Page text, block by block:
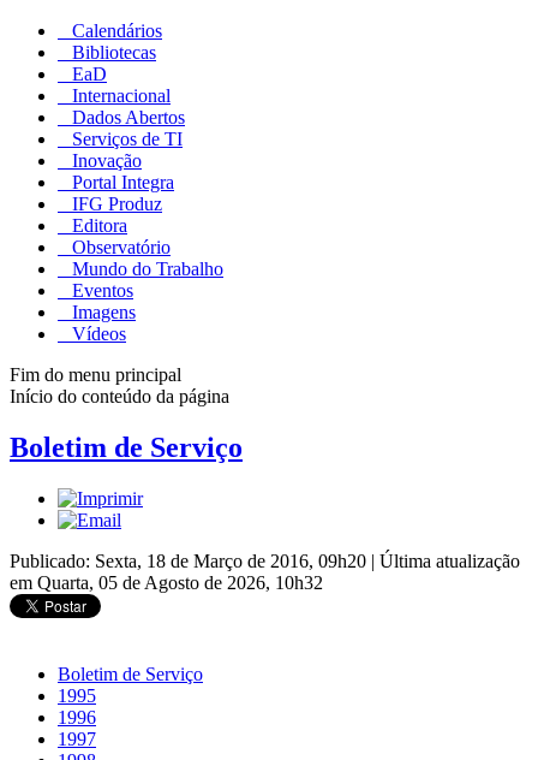
Calendários
Bibliotecas
EaD
Internacional
Dados Abertos
Serviços de TI
Inovação
Portal Integra
IFG Produz
Editora
Observatório
Mundo do Trabalho
Eventos
Imagens
Vídeos
Fim do menu principal
Início do conteúdo da página
Boletim de Serviço
Publicado: Sexta, 18 de Março de 2016, 09h20 | Última atualização
em Quarta, 05 de Agosto de 2026, 10h32
Boletim de Serviço
1995
1996
1997